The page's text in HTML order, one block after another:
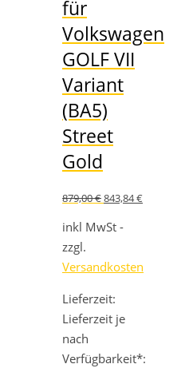
für
Volkswagen
GOLF VII
Variant
(BA5)
Street
Gold
879,00€ Ursprünglicher
war:
843,84€Aktueller
inkl MwSt -
zzgl.
Versandkosten
Lieferzeit:
Lieferzeit je
nach
Verfügbarkeit*: